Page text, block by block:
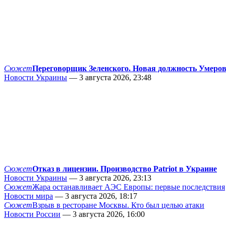
СюжетПереговорщик Зеленского. Новая должность
Новости Украины — 3 августа 2026, 23:48
СюжетОтказ в лицензии. Производство Patriot в Украине
Новости Украины — 3 августа 2026, 23:13
СюжетЖара останавливает АЭС Европы: первые последствия
Новости мира — 3 августа 2026, 18:17
СюжетВзрыв в ресторане Москвы. Кто был целью атаки
Новости России — 3 августа 2026, 16:00